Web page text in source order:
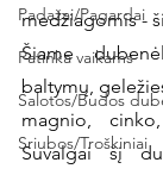
Padažai/Pagardai
Patinka vaikams
Salotos/Budos
Sriubos/Troškiniai
medžiagomis -
Šiame
baltymų,
magnio,
Suvalgai šį